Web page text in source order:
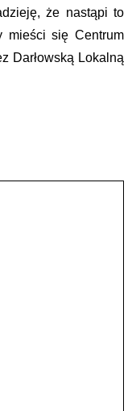
że nastąpi to
mieści się Centrum
Darłowską Lokalną